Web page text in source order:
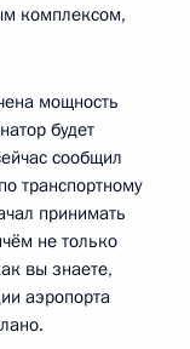
комплексом,
мощность
будет
сообщил
транспортному
принимать
не только
вы знаете,
аэропорта